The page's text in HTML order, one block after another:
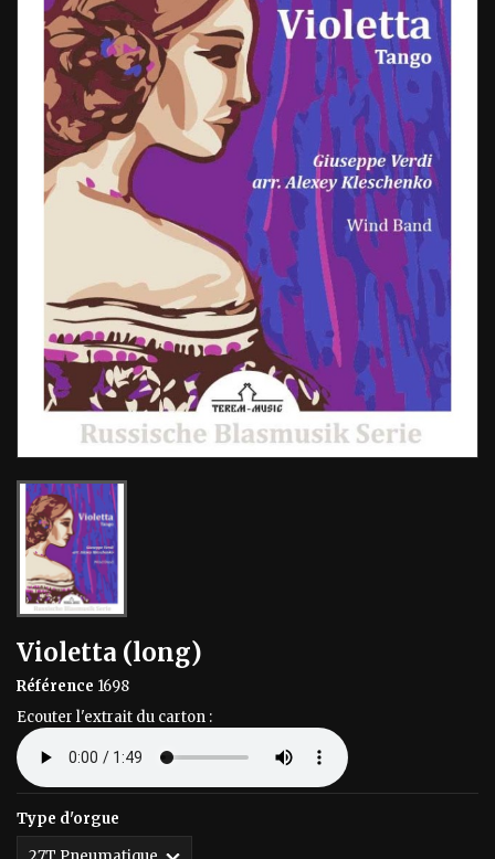
Violetta (long)
Référence 1698
Ecouter l'extrait du carton :
Type d'orgue